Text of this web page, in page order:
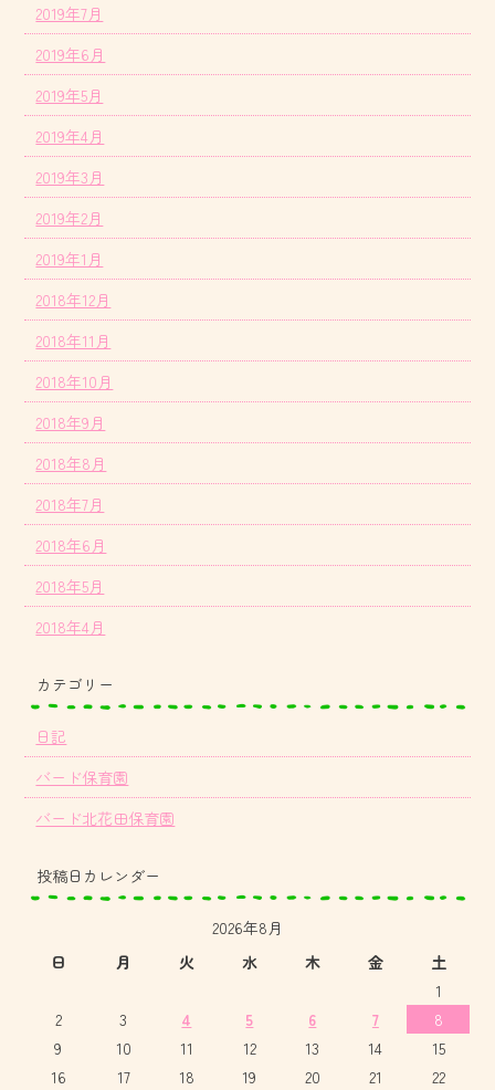
2019年7月
2019年6月
2019年5月
2019年4月
2019年3月
2019年2月
2019年1月
2018年12月
2018年11月
2018年10月
2018年9月
2018年8月
2018年7月
2018年6月
2018年5月
2018年4月
カテゴリー
日記
バード保育園
バード北花田保育園
投稿日カレンダー
2026年8月
日
月 火 水 木 金
土
1
2
3 4 5 6 7
8
9
10 11 12 13 14
15
16
17 18 19 20 21 22